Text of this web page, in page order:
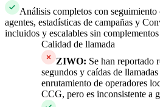
Análisis completos con
agentes, estadísticas de campañas y
incluidos y escalables sin
Calidad de llamada
ZIWO: Se han reportado
segundos y caídas de
enrutamiento de operadores
CCG, pero es inconsistente a